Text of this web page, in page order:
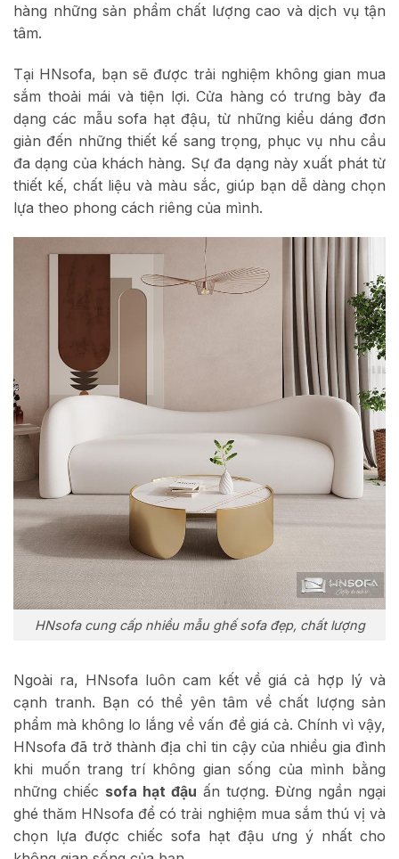
hàng những sản phẩm chất lượng cao và dịch vụ tận
tâm.
Tại HNsofa, bạn sẽ được trải nghiệm không gian mua
sắm thoải mái và tiện lợi. Cửa hàng có trưng bày đa
dạng các mẫu sofa hạt đậu, từ những kiểu dáng đơn
giản đến những thiết kế sang trọng, phục vụ nhu cầu
đa dạng của khách hàng. Sự đa dạng này xuất phát từ
thiết kế, chất liệu và màu sắc, giúp bạn dễ dàng chọn
lựa theo phong cách riêng của mình.
HNsofa cung cấp nhiều mẫu ghế sofa đẹp, chất lượng
Ngoài ra, HNsofa luôn cam kết về giá cả hợp lý và
cạnh tranh. Bạn có thể yên tâm về chất lượng sản
phẩm mà không lo lắng về vấn đề giá cả. Chính vì vậy,
HNsofa đã trở thành địa chỉ tin cậy của nhiều gia đình
khi muốn trang trí không gian sống của mình bằng
những chiếc sofa hạt đậu ấn tượng. Đừng ngần ngại
ghé thăm HNsofa để có trải nghiệm mua sắm thú vị và
chọn lựa được chiếc sofa hạt đậu ưng ý nhất cho